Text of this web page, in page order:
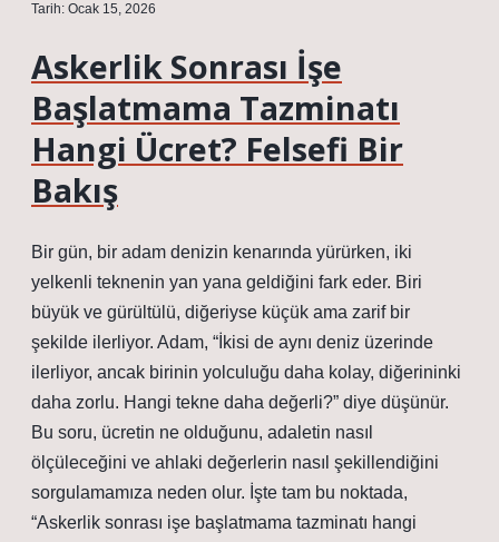
Tarih: Ocak 15, 2026
Askerlik Sonrası İşe
Başlatmama Tazminatı
Hangi Ücret? Felsefi Bir
Bakış
Bir gün, bir adam denizin kenarında yürürken, iki
yelkenli teknenin yan yana geldiğini fark eder. Biri
büyük ve gürültülü, diğeriyse küçük ama zarif bir
şekilde ilerliyor. Adam, “İkisi de aynı deniz üzerinde
ilerliyor, ancak birinin yolculuğu daha kolay, diğerininki
daha zorlu. Hangi tekne daha değerli?” diye düşünür.
Bu soru, ücretin ne olduğunu, adaletin nasıl
ölçüleceğini ve ahlaki değerlerin nasıl şekillendiğini
sorgulamamıza neden olur. İşte tam bu noktada,
“Askerlik sonrası işe başlatmama tazminatı hangi